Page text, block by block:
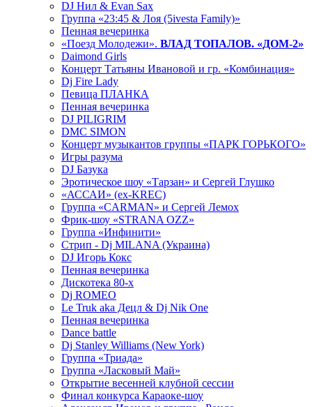
DJ Нил & Evan Sax
Группа «23:45 & Лоя (5ivesta Family)»
Пенная вечеринка
«Поезд Молодежи». ВЛАД ТОПАЛОВ. «ДОМ-2»
Daimond Girls
Концерт Татьяны Ивановой и гр. «Комбинация»
Dj Fire Lady
Певица ПЛАНКА
Пенная вечеринка
DJ PILIGRIM
DMC SIMON
Концерт музыкантов группы «ПАРК ГОРЬКОГО»
Игры разума
DJ Базука
Эротическое шоу «Тарзан» и Сергей Глушко
«АССАИ» (ex-KREC)
Группа «CARMAN» и Сергей Лемох
Фрик-шоу «STRANA OZZ»
Группа «Инфинити»
Стрип - Dj MILANA (Украина)
DJ Игорь Кокс
Пенная вечеринка
Дискотека 80-х
Dj ROMEO
Le Truk aka Децл & Dj Nik One
Пенная вечеринка
Dance battle
Dj Stanley Williams (New York)
Группа «Триада»
Группа «Ласковый Май»
Открытие весенней клубной сессии
Финал конкурса Караоке-шоу